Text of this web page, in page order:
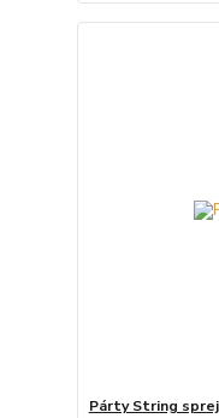
Párty String sprej